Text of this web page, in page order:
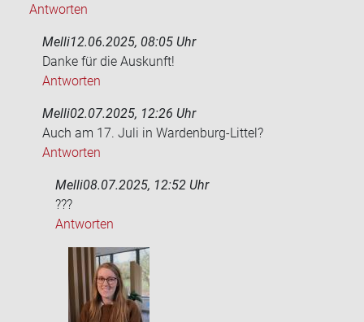
Antworten
Melli12.06.2025, 08:05 Uhr
Danke für die Aus­kunft!
Antworten
Melli02.07.2025, 12:26 Uhr
Auch am 17. Juli in Wardenburg-​Littel?
Antworten
Melli08.07.2025, 12:52 Uhr
???
Antworten